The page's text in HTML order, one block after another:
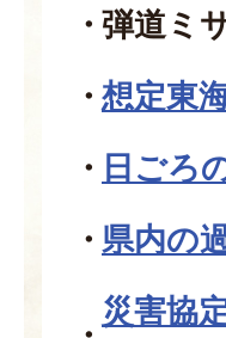
弾道ミ
想定東
日ごろ
県内の
災害協